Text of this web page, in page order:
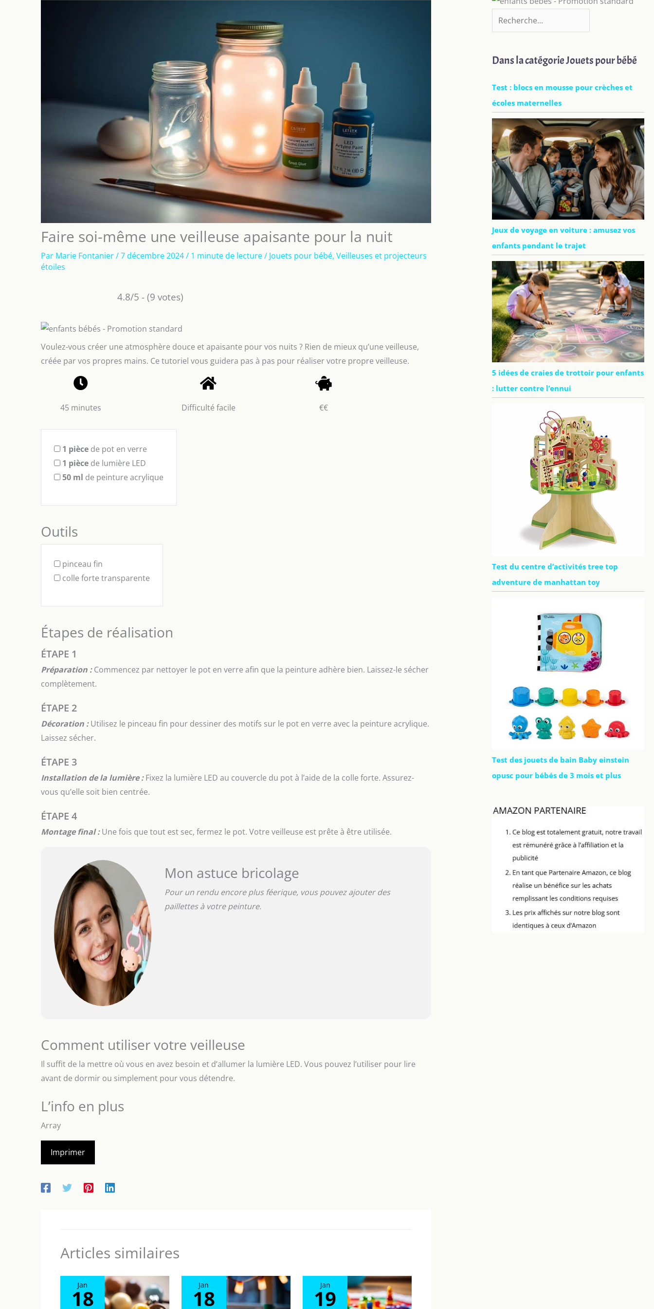
Faire soi-même une veilleuse apaisante pour la nuit
Par Marie Fontanier/7 décembre 2024/ 1 minute de lecture/ Jouets pour bébé, Veilleuses et projecteurs
étoiles
4.8/5 - (9 votes)
Voulez-vous créer une atmosphère douce et apaisante pour vos nuits ? Rien de mieux qu’une veilleuse,
créée par vos propres mains. Ce tutoriel vous guidera pas à pas pour réaliser votre propre veilleuse.
45 minutes Difficulté facile €€
1 pièce de pot en verre
1 pièce de lumière LED
50 ml de peinture acrylique
Outils
pinceau fin
colle forte transparente
Étapes de réalisation
ÉTAPE 1
Préparation :Commencez par nettoyer le pot en verre afin que la peinture adhère bien. Laissez-le sécher
complètement.
ÉTAPE 2
Décoration :Utilisez le pinceau fin pour dessiner des motifs sur le pot en verre avec la peinture acrylique.
Laissez sécher.
ÉTAPE 3
Installation de la lumière :Fixez la lumière LED au couvercle du pot à l’aide de la colle forte. Assurez-
vous qu’elle soit bien centrée.
ÉTAPE 4
Montage final :Une fois que tout est sec, fermez le pot. Votre veilleuse est prête à être utilisée.
Mon astuce bricolage
Pour un rendu encore plus féerique, vous pouvez ajouter des
paillettes à votre peinture.
Comment utiliser votre veilleuse
Il suffit de la mettre où vous en avez besoin et d’allumer la lumière LED. Vous pouvez l’utiliser pour lire
avant de dormir ou simplement pour vous détendre.
L’info en plus
Array
Imprimer
Articles similaires
Jan
18
Jan
18
Jan
19
Dans la catégorie Jouets pour bébé
Test : blocs en mousse pour crèches et
écoles maternelles
Jeux de voyage en voiture : amusez vos
enfants pendant le trajet
5 idées de craies de trottoir pour enfants
: lutter contre l’ennui
Test du centre d’activités tree top
adventure de manhattan toy
Test des jouets de bain Baby einstein
opusc pour bébés de 3 mois et plus